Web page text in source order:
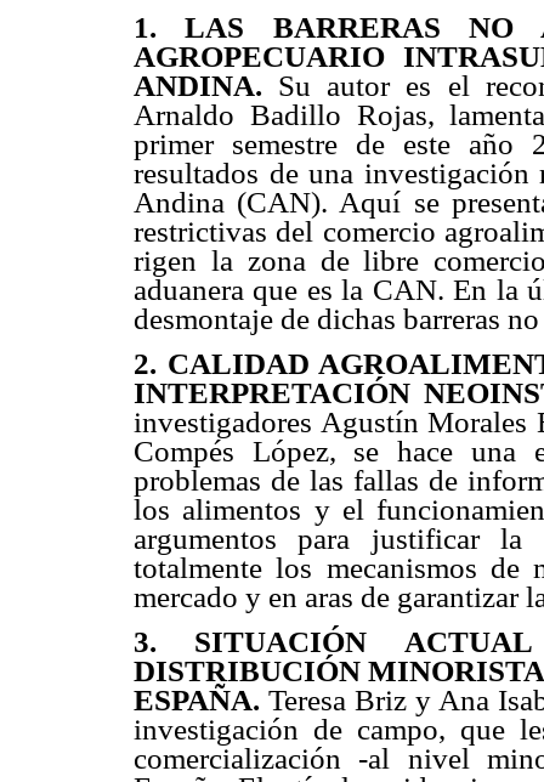
1. LAS BARRERAS NO
AGROPECUARIO
ANDINA. Su autor es el
Arnaldo Badillo Rojas,
primer semestre de este
resultados de una
Andina (CAN). Aquí se
restrictivas del comercio
rigen la zona de libre
aduanera que es la CAN. En la
desmontaje de dichas barreras
2. CALIDAD
INTERPRETACIÓN
investigadores Agustín
Compés López, se hace una
problemas de las fallas de
los alimentos y el
argumentos para justificar la
totalmente los mecanismos
mercado y en aras de garantizar
3. SITUACIÓN
DISTRIBUCIÓN
ESPAÑA. Teresa Briz y Ana
investigación de campo, que
comercialización -al nivel